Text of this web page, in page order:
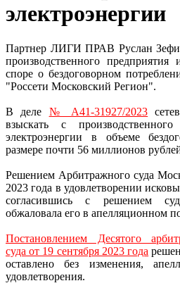
электроэнергии
Партнер ЛИГИ ПРАВ Руслан
производственного
споре о бездоговорном
"Россети Московский Регион".
В деле № А41-31927/2023
взыскать с
электроэнергии в объеме
размере почти 56 миллионов
Решением Арбитражного суда
2023 года в удовлетворении
согласившись с решением
обжаловала его в апелляционном
Постановлением Десятого
суда от 19 сентября 2023 года
оставлено без изменения,
удовлетворения.